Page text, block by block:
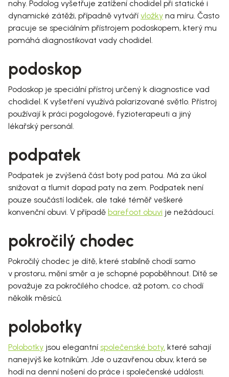
nohy. Podolog vyšetřuje zatížení chodidel při statické i
dynamické zátěži, případně vytváří vložky na míru. Často
pracuje se speciálním přístrojem podoskopem, který mu
pomáhá diagnostikovat vady chodidel.
podoskop
Podoskop je speciální přístroj určený k diagnostice vad
chodidel. K vyšetření využívá polarizované světlo. Přístroj
používají k práci pogologové, fyzioterapeuti a jiný
lékařský personál.
podpatek
Podpatek je zvýšená část boty pod patou. Má za úkol
snižovat a tlumit dopad paty na zem. Podpatek není
pouze součástí lodiček, ale také téměř veškeré
konvenční obuvi. V případě barefoot obuvi je nežádoucí.
pokročilý chodec
Pokročilý chodec je dítě, které stabilně chodí samo
v prostoru, mění směr a je schopné popoběhnout. Dítě se
považuje za pokročilého chodce, až potom, co chodí
několik měsíců.
polobotky
Polobotky jsou elegantní společenské boty, které sahají
nanejvýš ke kotníkům. Jde o uzavřenou obuv, která se
hodí na denní nošení do práce i společenské události.